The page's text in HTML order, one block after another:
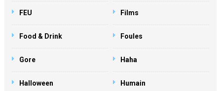
FEU Films
Food & Drink Foules
Gore Haha
Halloween Humain